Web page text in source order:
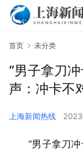
首页 未分类
“男子拿刀
声：冲卡不
上海新闻热线
“男子拿刀